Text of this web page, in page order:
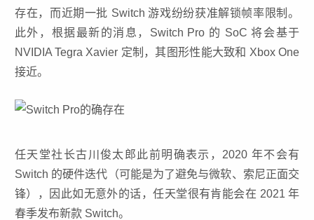
存在，而近期一批 Switch 游戏纷纷获准解锁帧率限制。
此外，根据最新的消息，Switch Pro 的 SoC 将会基于
NVIDIA Tegra Xavier 定制，其图形性能大致和 Xbox One
接近。
任天堂社长古川俊太郎此前明确表示，2020 年不会有
Switch 的硬件迭代（可能是为了避免与微软、索尼正面交
锋），因此如无意外的话，任天堂很有肯能会在 2021 年
春季发布新款 Switch。